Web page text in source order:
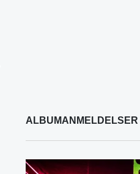
ALBUMANMELDELSER